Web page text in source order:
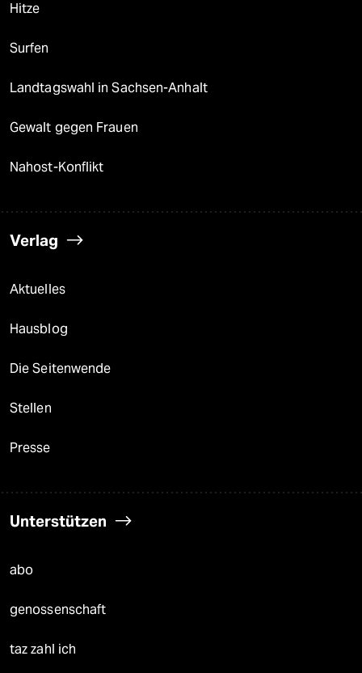
Hitze
Surfen
Landtagswahl in Sachsen-Anhalt
Gewalt gegen Frauen
Nahost-Konflikt
Verlag
Aktuelles
Hausblog
Die Seitenwende
Stellen
Presse
Unterstützen
abo
genossenschaft
taz zahl ich